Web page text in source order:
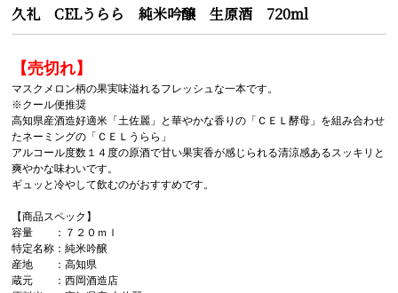
久礼 CELうらら 純米吟醸 生原酒 720ml
【売切れ】
マスクメロン柄の果実味溢れるフレッシュな一本です。
※クール便推奨
高知県産酒造好適米「土佐麗」と華やかな香りの「ＣＥＬ酵母」を組み合わせ
たネーミングの「ＣＥＬうらら」
アルコール度数１４度の原酒で甘い果実香が感じられる清涼感あるスッキリと
爽やかな味わいです。
ギュッと冷やして飲むのがおすすめです。
【商品スペック】
容量 ：７２０ｍｌ
特定名称：純米吟醸
産地 ：高知県
蔵元 ：西岡酒造店